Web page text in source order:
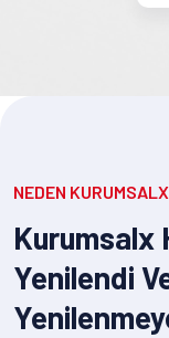
NEDEN
Kurumsalx
Yenilendi